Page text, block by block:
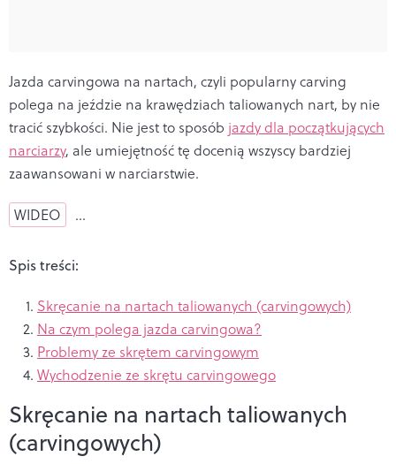
Jazda carvingowa na nartach, czyli popularny carving
polega na jeździe na krawędziach taliowanych nart, by nie
tracić szybkości. Nie jest to sposób jazdy dla początkujących
narciarzy, ale umiejętność tę docenią wszyscy bardziej
zaawansowani w narciarstwie.
WIDEO …
Spis treści:
Skręcanie na nartach taliowanych (carvingowych)
Na czym polega jazda carvingowa?
Problemy ze skrętem carvingowym
Wychodzenie ze skrętu carvingowego
Skręcanie na nartach taliowanych
(carvingowych)